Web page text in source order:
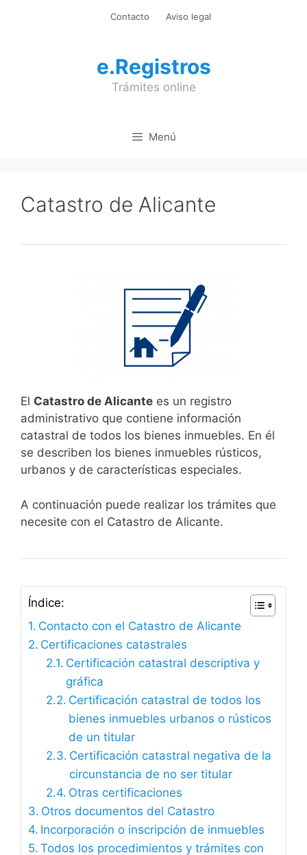
Contacto Aviso legal
e.Registros
Trámites online
Menú
Catastro de Alicante
El Catastro de Alicante es un registro
administrativo que contiene información
catastral de todos los bienes inmuebles. En él
se describen los bienes inmuebles rústicos,
urbanos y de características especiales.
A continuación puede realizar los trámites que
necesite con el Catastro de Alicante.
Índice:
Contacto con el Catastro de Alicante
Certificaciones catastrales
Certificación catastral descriptiva y
gráfica
Certificación catastral de todos los
bienes inmuebles urbanos o rústicos
de un titular
Certificación catastral negativa de la
circunstancia de no ser titular
Otras certificaciones
Otros documentos del Catastro
Incorporación o inscripción de inmuebles
Todos los procedimientos y trámites con